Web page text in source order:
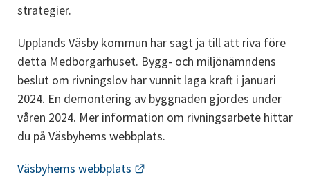
strategier.
Upplands Väsby kommun har sagt ja till att riva före
detta Medborgarhuset. Bygg- och miljönämndens
beslut om rivningslov har vunnit laga kraft i januari
2024. En demontering av byggnaden gjordes under
våren 2024. Mer information om rivningsarbete hittar
du på Väsbyhems webbplats.
Väsbyhems webbplats
Länk till annan webbplats.